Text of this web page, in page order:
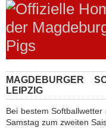
MAGDEBURGER
LEIPZIG
Bei bestem
Samstag zum zweiten